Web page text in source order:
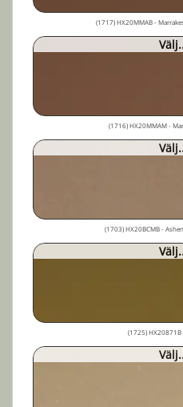
(1717) HX20MMAB -
(1716) HX20MMAM -
(1703) HX20BCMB -
(1725) HX20871B